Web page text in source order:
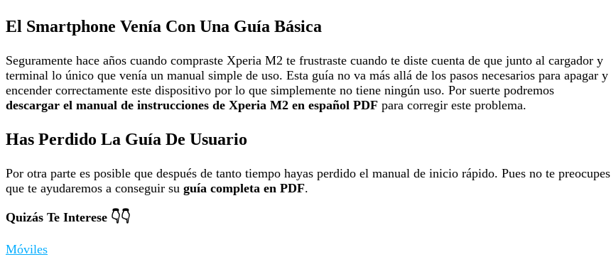
El Smartphone Venía Con Una Guía Básica
Seguramente hace años cuando compraste Xperia M2 te frustraste cuando te diste cuenta de que junto al cargador y
terminal lo único que venía un manual simple de uso. Esta guía no va más allá de los pasos necesarios para apagar y
encender correctamente este dispositivo por lo que simplemente no tiene ningún uso. Por suerte podremos
descargar el manual de instrucciones de Xperia M2 en español PDF para corregir este problema.
Has Perdido La Guía De Usuario
Por otra parte es posible que después de tanto tiempo hayas perdido el manual de inicio rápido. Pues no te preocupes
que te ayudaremos a conseguir su guía completa en PDF.
Quizás Te Interese 👇👇
Móviles